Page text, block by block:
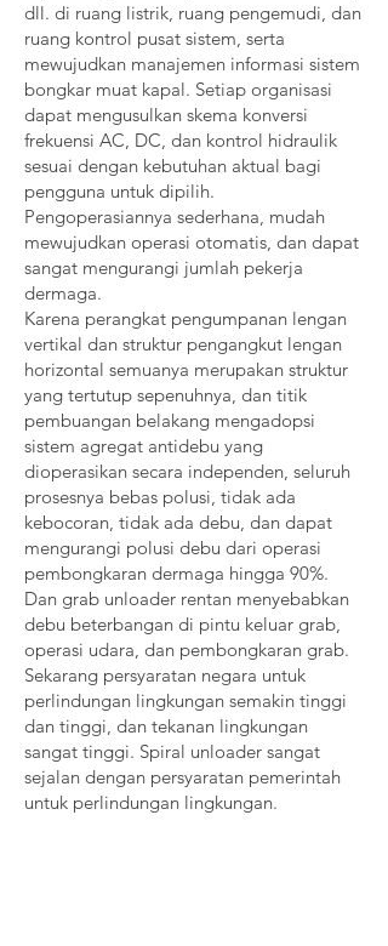
dll. di ruang listrik, ruang pengemudi, dan
ruang kontrol pusat sistem, serta
mewujudkan manajemen informasi sistem
bongkar muat kapal. Setiap organisasi
dapat mengusulkan skema konversi
frekuensi AC, DC, dan kontrol hidraulik
sesuai dengan kebutuhan aktual bagi
pengguna untuk dipilih.
Pengoperasiannya sederhana, mudah
mewujudkan operasi otomatis, dan dapat
sangat mengurangi jumlah pekerja
dermaga.
Karena perangkat pengumpanan lengan
vertikal dan struktur pengangkut lengan
horizontal semuanya merupakan struktur
yang tertutup sepenuhnya, dan titik
pembuangan belakang mengadopsi
sistem agregat antidebu yang
dioperasikan secara independen, seluruh
prosesnya bebas polusi, tidak ada
kebocoran, tidak ada debu, dan dapat
mengurangi polusi debu dari operasi
pembongkaran dermaga hingga 90%.
Dan grab unloader rentan menyebabkan
debu beterbangan di pintu keluar grab,
operasi udara, dan pembongkaran grab.
Sekarang persyaratan negara untuk
perlindungan lingkungan semakin tinggi
dan tinggi, dan tekanan lingkungan
sangat tinggi. Spiral unloader sangat
sejalan dengan persyaratan pemerintah
untuk perlindungan lingkungan.